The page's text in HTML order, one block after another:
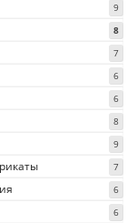
9
8
7
6
6
8
9
7
6
6